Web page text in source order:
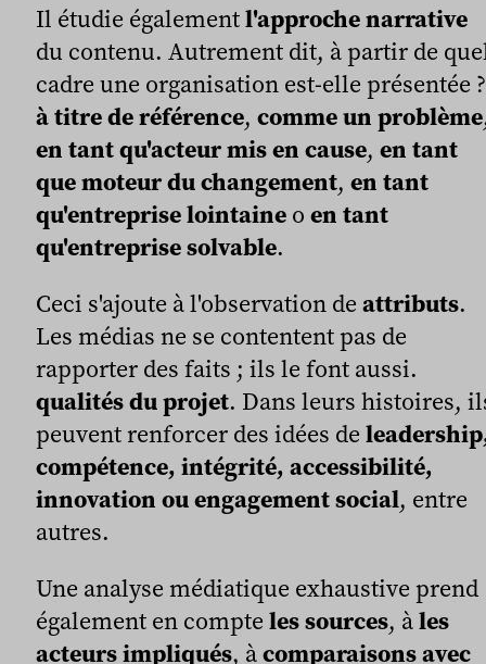
Il étudie égalementl'approche narrative
du contenu. Autrement dit, à partir de
cadre une organisation est-elle présentée ?
à titre de référence, comme un problème
en tant qu'acteur mis en cause, en tant
que moteur du changement, en tant
qu'entreprise lointaine o en tant
qu'entreprise solvable.
Ceci s'ajoute à l'observation de attributs.
Les médias ne se contentent pas de
rapporter des faits ; ils le font aussi.
qualités du projet. Dans leurs histoires,
peuvent renforcer des idées de
compétence, intégrité, accessibilité,
innovation ou engagement social, entre
autres.
Une analyse médiatique exhaustive prend
également en compte les sources, àles
acteurs impliqués, àcomparaisons avec